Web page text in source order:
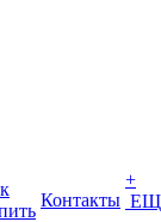
Контакты
+